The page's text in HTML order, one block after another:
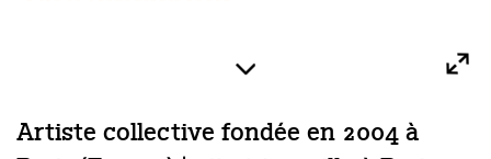
Artiste collective fondée en 2004 à